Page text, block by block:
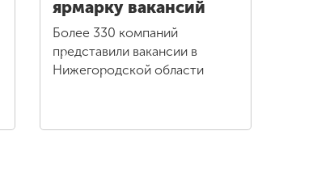
ярмарку вакансий
Более 330 компаний
представили вакансии в
Нижегородской области